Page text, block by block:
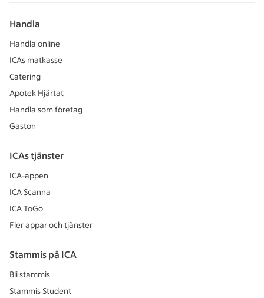
Handla
Handla online
ICAs matkasse
Catering
Apotek Hjärtat
Handla som företag
Gaston
ICAs tjänster
ICA-appen
ICA Scanna
ICA ToGo
Fler appar och tjänster
Stammis på ICA
Bli stammis
Stammis Student